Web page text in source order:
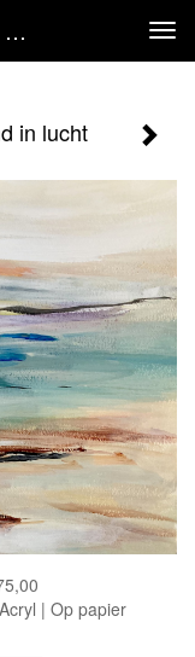
Lenie Boezeman - Kleurige Aarde Overgaand In Lucht
in lucht
| Op papier